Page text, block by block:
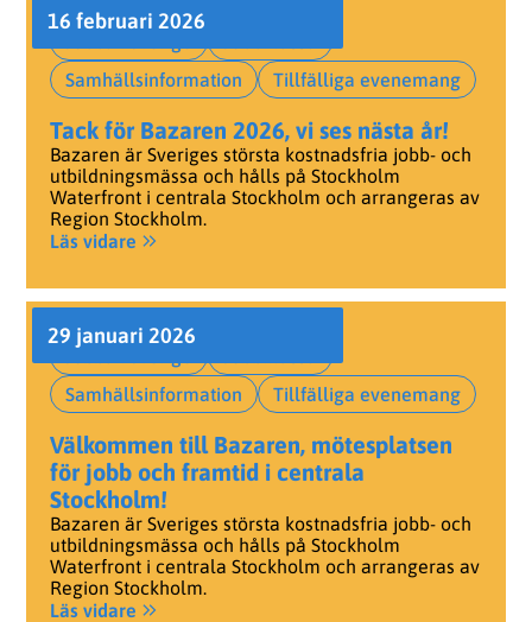
16 februari 2026
Samhällsinformation
Tillfälliga evenemang
Tack för Bazaren 2026, vi ses nästa år!
Bazaren är Sveriges största kostnadsfria jobb- och
utbildningsmässa och hålls på Stockholm
Waterfront i centrala Stockholm och arrangeras av
Region Stockholm.
Läs vidare
29 januari 2026
Samhällsinformation
Tillfälliga evenemang
Välkommen till Bazaren, mötesplatsen
för jobb och framtid i centrala
Stockholm!
Bazaren är Sveriges största kostnadsfria jobb- och
utbildningsmässa och hålls på Stockholm
Waterfront i centrala Stockholm och arrangeras av
Region Stockholm.
Läs vidare